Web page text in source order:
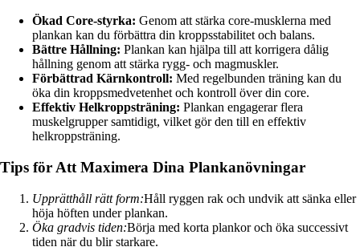
Ökad Core-styrka: Genom att stärka core-musklerna med
plankan kan du förbättra din kroppsstabilitet och balans.
Bättre Hållning: Plankan kan hjälpa till att korrigera dålig
hållning genom att stärka rygg- och magmuskler.
Förbättrad Kärnkontroll: Med regelbunden träning kan du
öka din kroppsmedvetenhet och kontroll över din core.
Effektiv Helkroppsträning: Plankan engagerar flera
muskelgrupper samtidigt, vilket gör den till en effektiv
helkroppsträning.
Tips för Att Maximera Dina Plankanövningar
Upprätthåll rätt form:Håll ryggen rak och undvik att sänka eller
höja höften under plankan.
Öka gradvis tiden:Börja med korta plankor och öka successivt
tiden när du blir starkare.